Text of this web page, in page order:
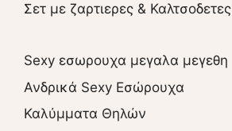
Σετ με ζαρτιερες & Καλτσοδετες
Sexy εσωρουχα μεγαλα μεγεθη
Ανδρικά Sexy Εσώρουχα
Καλύμματα Θηλών